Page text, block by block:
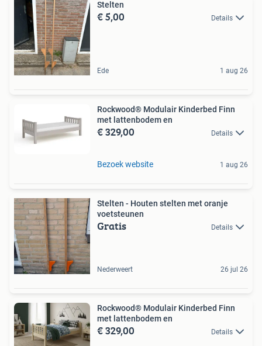
Stelten
€ 5,00 Details
Ede 1 aug 26
Rockwood® Modulair Kinderbed Finn
met lattenbodem en
€ 329,00 Details
Bezoek website 1 aug 26
Stelten - Houten stelten met oranje
voetsteunen
Gratis Details
Nederweert 26 jul 26
Rockwood® Modulair Kinderbed Finn
met lattenbodem en
€ 329,00 Details